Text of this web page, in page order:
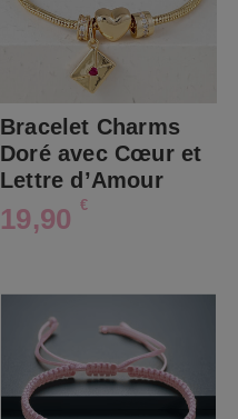
Bracelet Charms
Doré avec Cœur et
Lettre d’Amour
19,90 €